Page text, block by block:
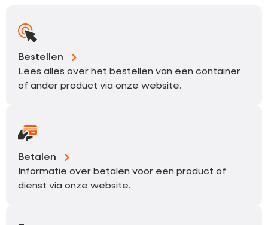
Bestellen
Lees alles over het bestellen van een container
of ander product via onze website.
Betalen
Informatie over betalen voor een product of
dienst via onze website.